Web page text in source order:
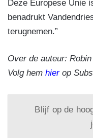
Deze Europese Unie
benadrukt
terugnemen.”
Over de auteur:
Volg hem hierop
Blijf op de